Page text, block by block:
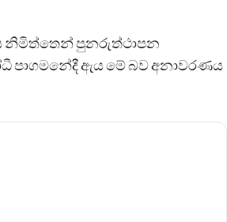
නිමිත්තෙන් පුනරුත්ථාපන
පාගමනේදී ඇය මේ බව අනාවරණය